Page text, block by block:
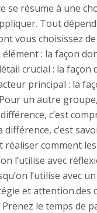
résume à une
Tout
vous choisissez de
: la façon
crucial : la façon
principal : la
un autre
c’est
c’est
comment
l’utilise avec
l’utilise avec
et
le temps de